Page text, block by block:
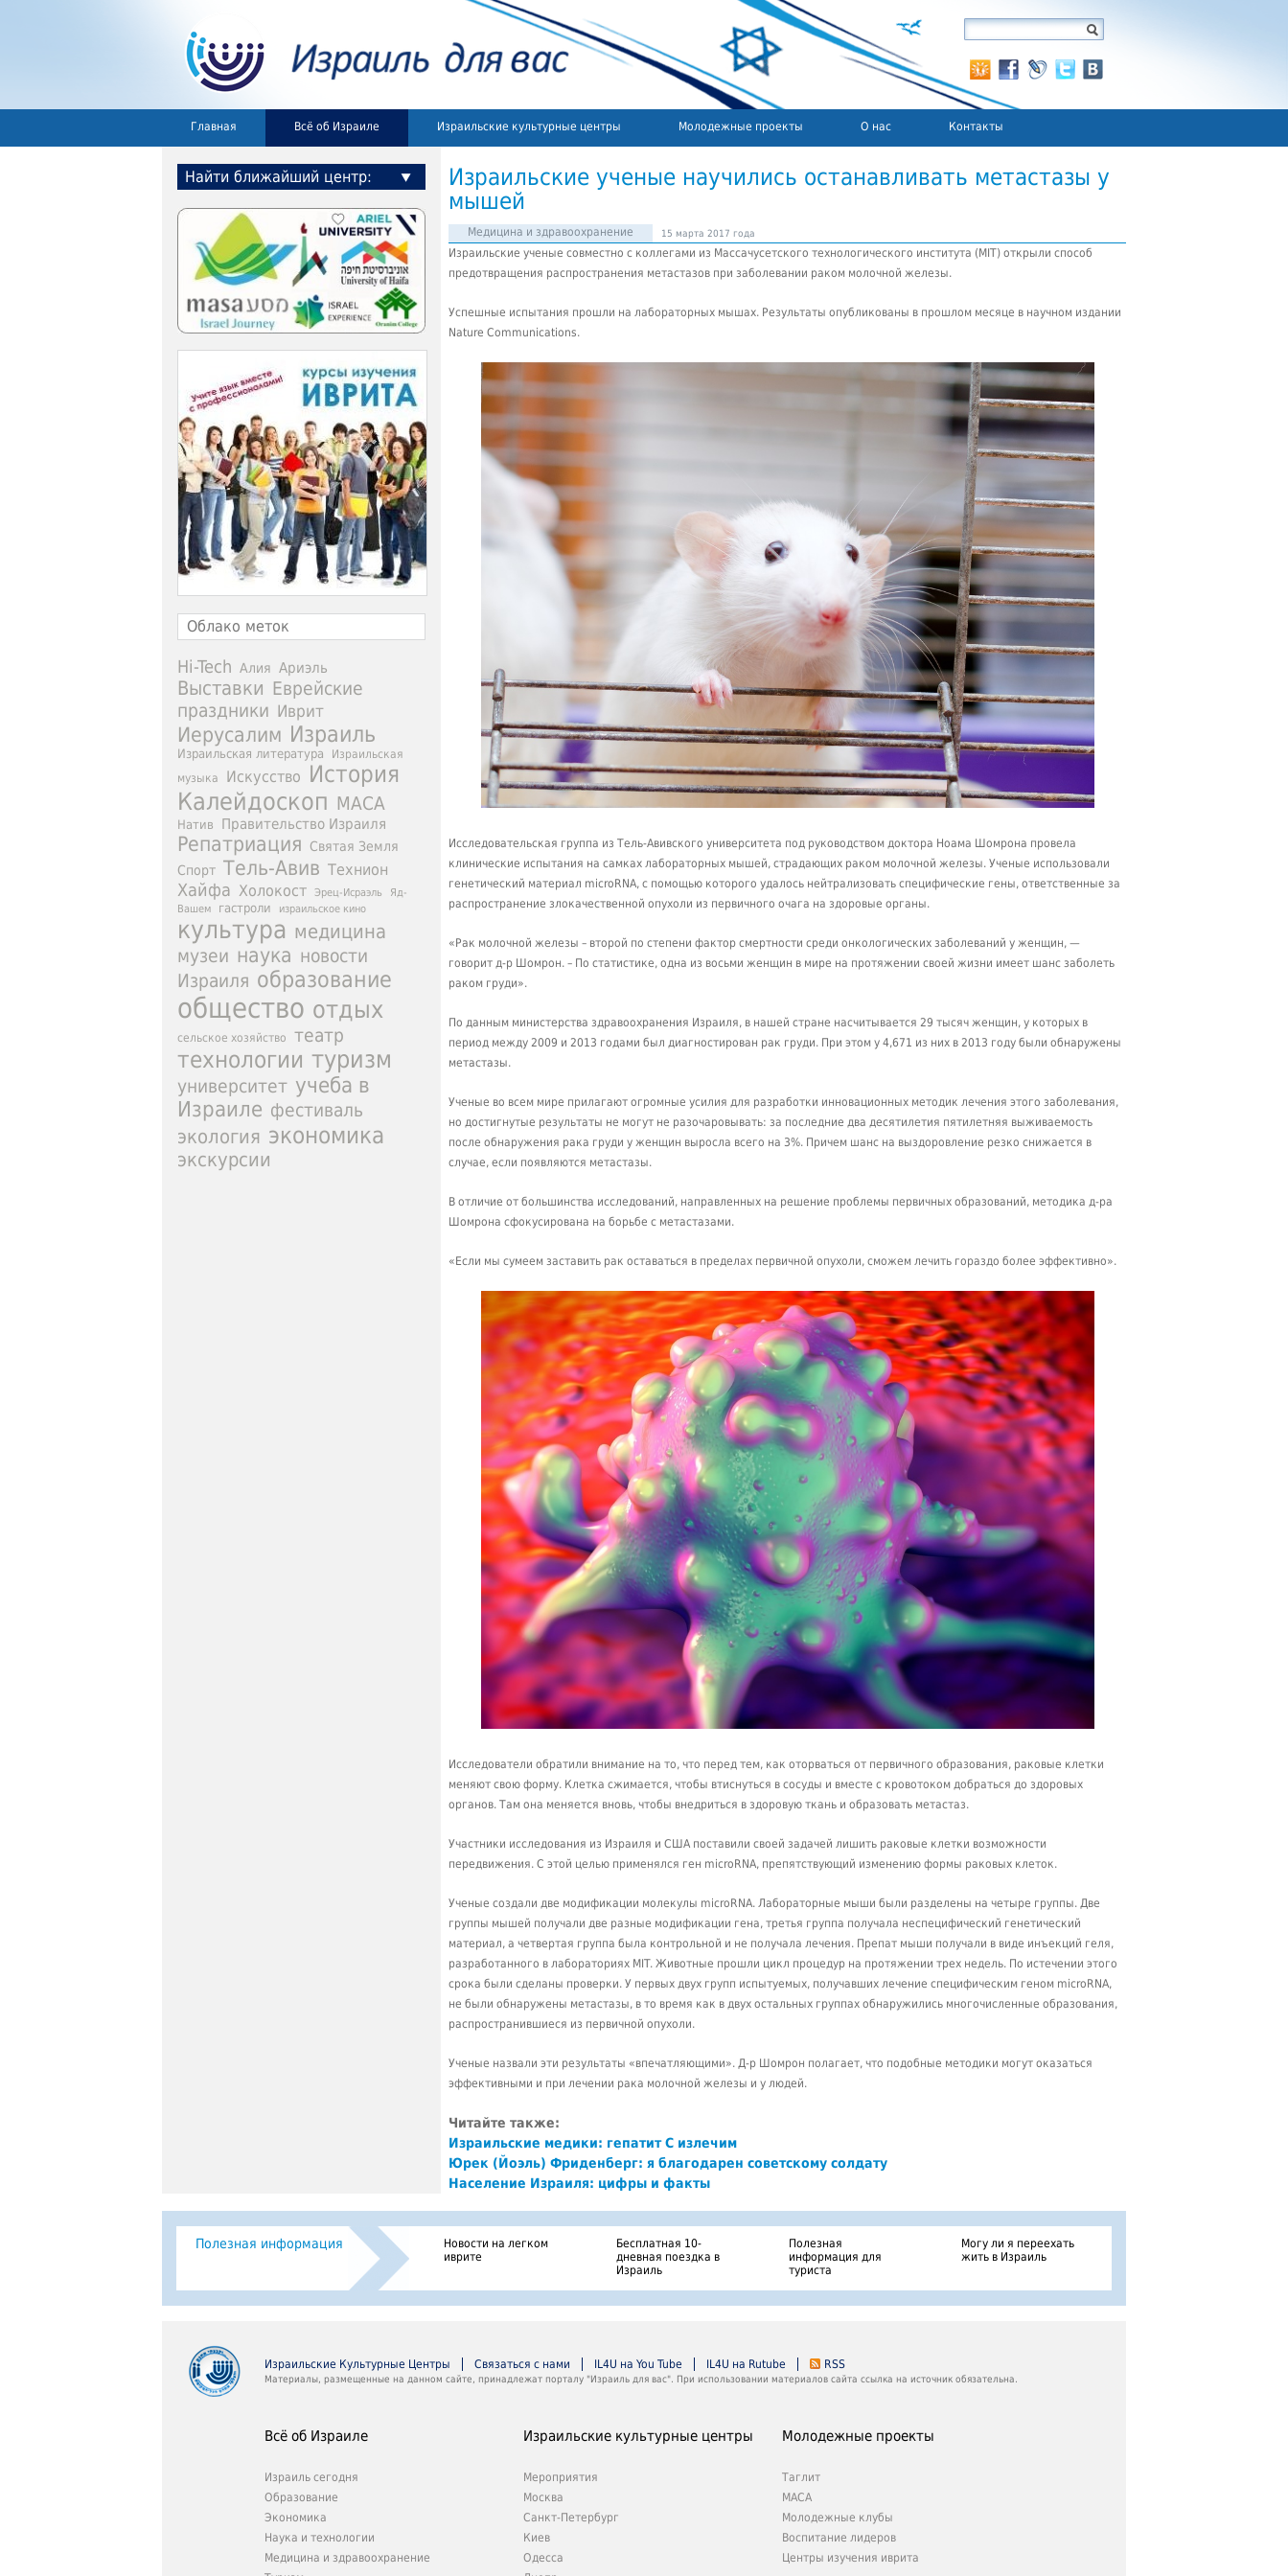
Главная Всё об Израиле Израильские культурные центры Молодежные проекты О нас Контакты
Израильские ученые научились останавливать метастазы у
мышей
Медицина и здравоохранение 15 марта 2017 года
Израильские ученые совместно с коллегами из Массачусетского технологического института (MIT) открыли способ
предотвращения распространения метастазов при заболевании раком молочной железы.
Успешные испытания прошли на лабораторных мышах. Результаты опубликованы в прошлом месяце в научном издании
Nature Communications.
Исследовательская группа из Тель-Авивского университета под руководством доктора Ноама Шомрона провела
клинические испытания на самках лабораторных мышей, страдающих раком молочной железы. Ученые использовали
генетический материал microRNA, с помощью которого удалось нейтрализовать специфические гены, ответственные за
распространение злокачественной опухоли из первичного очага на здоровые органы.
«Рак молочной железы – второй по степени фактор смертности среди онкологических заболеваний у женщин, —
говорит д-р Шомрон. – По статистике, одна из восьми женщин в мире на протяжении своей жизни имеет шанс заболеть
раком груди».
По данным министерства здравоохранения Израиля, в нашей стране насчитывается 29 тысяч женщин, у которых в
период между 2009 и 2013 годами был диагностирован рак груди. При этом у 4,671 из них в 2013 году были обнаружены
метастазы.
Ученые во всем мире прилагают огромные усилия для разработки инновационных методик лечения этого заболевания,
но достигнутые результаты не могут не разочаровывать: за последние два десятилетия пятилетняя выживаемость
после обнаружения рака груди у женщин выросла всего на 3%. Причем шанс на выздоровление резко снижается в
случае, если появляются метастазы.
В отличие от большинства исследований, направленных на решение проблемы первичных образований, методика д-ра
Шомрона сфокусирована на борьбе с метастазами.
«Если мы сумеем заставить рак оставаться в пределах первичной опухоли, сможем лечить гораздо более эффективно».
Исследователи обратили внимание на то, что перед тем, как оторваться от первичного образования, раковые клетки
меняют свою форму. Клетка сжимается, чтобы втиснуться в сосуды и вместе с кровотоком добраться до здоровых
органов. Там она меняется вновь, чтобы внедриться в здоровую ткань и образовать метастаз.
Участники исследования из Израиля и США поставили своей задачей лишить раковые клетки возможности
передвижения. С этой целью применялся ген microRNA, препятствующий изменению формы раковых клеток.
Ученые создали две модификации молекулы microRNA. Лабораторные мыши были разделены на четыре группы. Две
группы мышей получали две разные модификации гена, третья группа получала неспецифический генетический
материал, а четвертая группа была контрольной и не получала лечения. Препат мыши получали в виде инъекций геля,
разработанного в лабораториях MIT. Животные прошли цикл процедур на протяжении трех недель. По истечении этого
срока были сделаны проверки. У первых двух групп испытуемых, получавших лечение специфическим геном microRNA,
не были обнаружены метастазы, в то время как в двух остальных группах обнаружились многочисленные образования,
распространившиеся из первичной опухоли.
Ученые назвали эти результаты «впечатляющими». Д-р Шомрон полагает, что подобные методики могут оказаться
эффективными и при лечении рака молочной железы и у людей.
Читайте также:
Израильские медики: гепатит С излечим
Юрек (Йоэль) Фриденберг: я благодарен советскому солдату
Население Израиля: цифры и факты
Найти ближайший центр:
Облако меток
Hi-Tech Алия Ариэль
Выставки Еврейские
праздники Иврит
Иерусалим Израиль
Израильская литература
Израильская
музыка
Искусство История
Калейдоскоп МАСА
Натив Правительство Израиля
Репатриация
Святая Земля
Спорт Тель-Авив Технион
Хайфа Холокост Эрец-Исраэль
Яд-
Вашем
гастроли израильское кино
культура медицина
музеи наука новости
Израиля образование
общество отдых
сельское хозяйство театр
технологии туризм
университет учеба в
Израиле фестиваль
экология экономика
экскурсии
Полезная информация
Новости на легком
иврите
Бесплатная 10-
дневная поездка в
Израиль
Полезная
информация для
туриста
Могу ли я переехать
жить в Израиль
Израильские Культурные Центры Связаться с нами IL4U на You Tube IL4U на Rutube RSS
Материалы, размещенные на данном сайте, принадлежат порталу "Израиль для вас". При использовании материалов сайта ссылка на источник обязательна.
Всё об Израиле
Израиль сегодня
Образование
Экономика
Наука и технологии
Медицина и здравоохранение
Израильские культурные центры
Мероприятия
Москва
Санкт-Петербург
Киев
Одесса
Молодежные проекты
Таглит
МАСА
Молодежные клубы
Воспитание лидеров
Центры изучения иврита